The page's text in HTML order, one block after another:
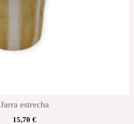
Jarra estrecha
15,70 €